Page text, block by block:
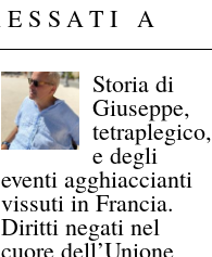
A
Storia di
Giuseppe,
tetraplegico,
e degli
eventi agghiaccianti
vissuti in Francia.
Diritti negati nel
cuore dell’Unione